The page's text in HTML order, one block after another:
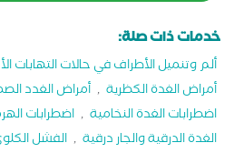
خدمات ذات صلة:
ألم وتنميل الأطراف في حالات التهابات
أمراض الغدة الكظرية , أمراض الغدد
اضطرابات الغدة النخامية , اضطرابات
الغدة الدرقية والجار درقية , الفشل